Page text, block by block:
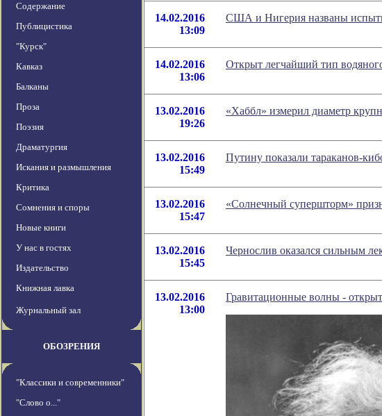
Содержание
Публицистика
"Курск"
Кавказ
Балканы
Проза
Поэзия
Драматургия
Искания и размышления
Критика
Сомнения и споры
Новые книги
У нас в гостях
Издательство
Книжная лавка
Журнальный зал
ОБОЗРЕНИЯ
"Классики и современники"
"Слово о..."
14.02.2016
13:09
США и Нигерия названы
14.02.2016
13:06
Открыт легчайший тип
13.02.2016
19:26
«Хаббл» измерил диаметр
13.02.2016
15:49
Путину показали тараканов-
13.02.2016
15:47
«Солнечный супершторм»
13.02.2016
15:45
Чернослив оказался сильным
13.02.2016
13:00
Гравитационные волны -